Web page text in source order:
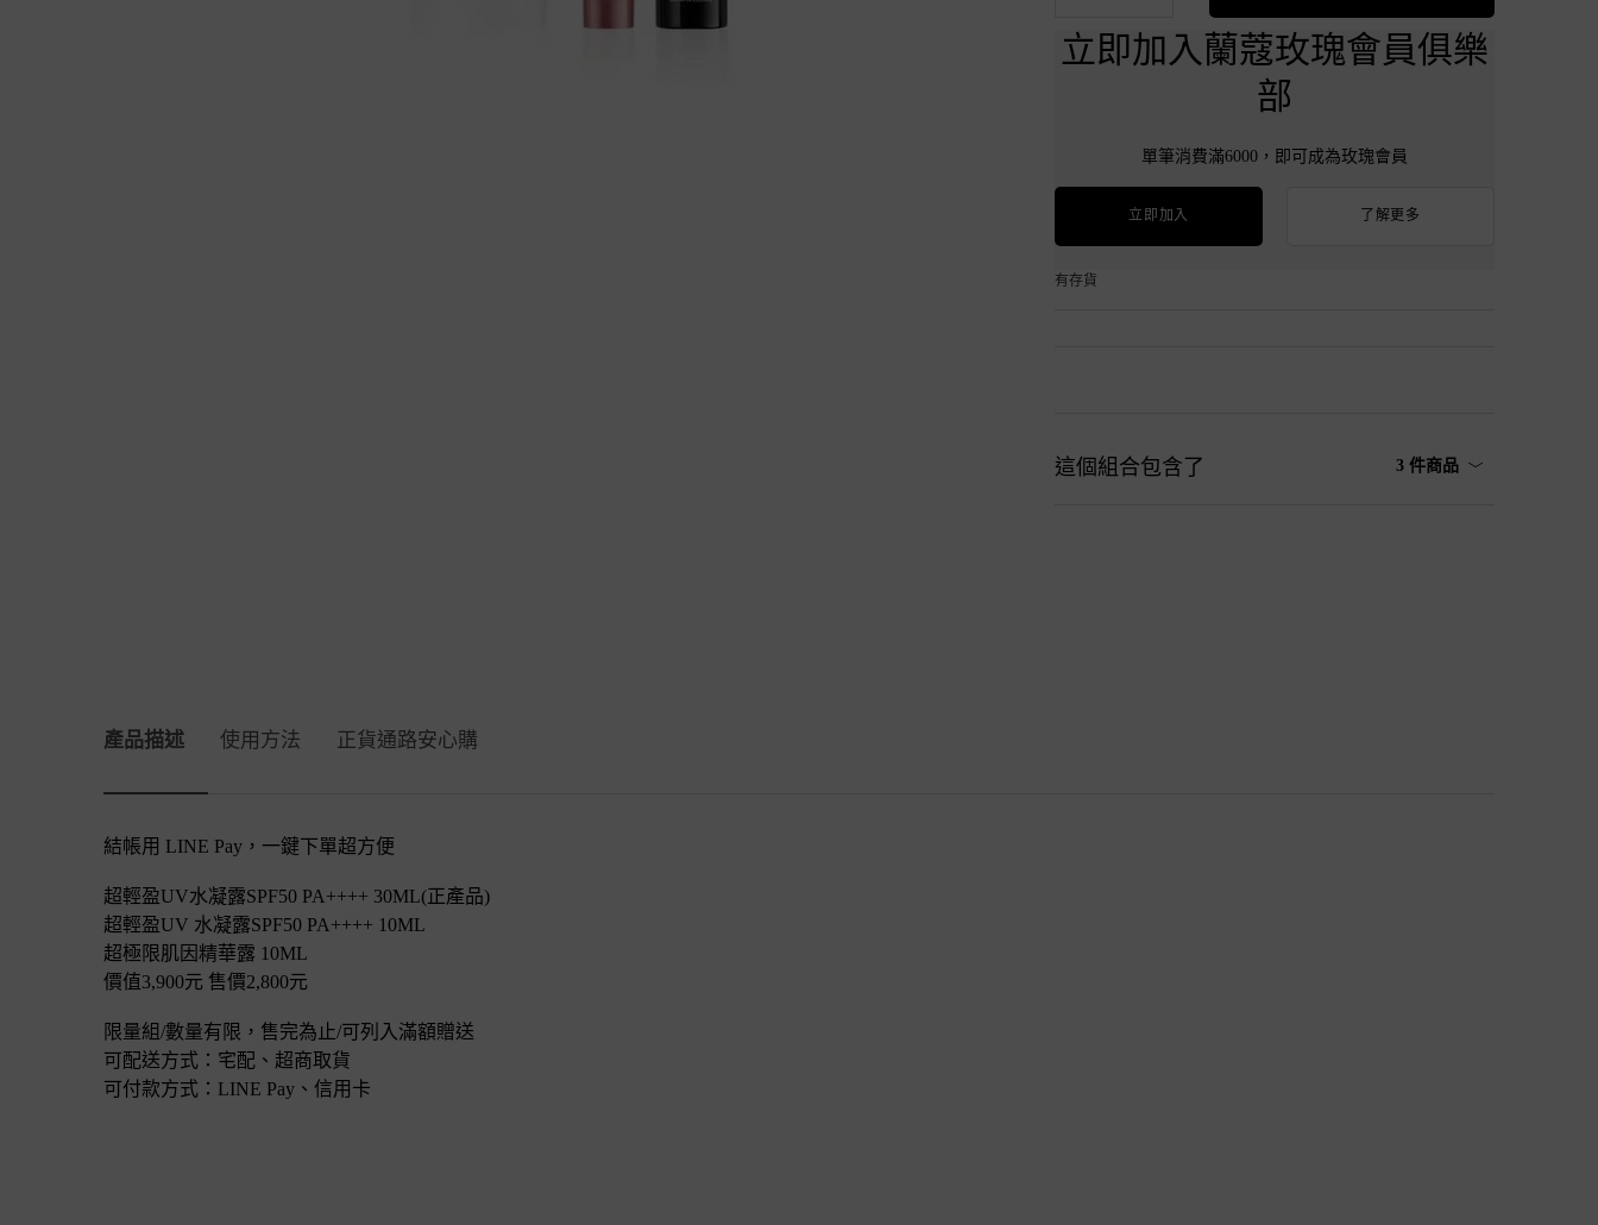
立即加入蘭蔻玫瑰會員俱樂
部
單筆消費滿6000，即可成為玫瑰會員
立即加入 了解更多
有存貨
這個組合包含了 3 件商品
產品描述 使用方法 正貨通路安心購
結帳用 LINE Pay，一鍵下單超方便
超輕盈UV水凝露SPF50 PA++++ 30ML(正產品)
超輕盈UV 水凝露SPF50 PA++++ 10ML
超極限肌因精華露 10ML
價值3,900元 售價2,800元
限量組/數量有限，售完為止/可列入滿額贈送
可配送方式：宅配、超商取貨
可付款方式：LINE Pay、信用卡